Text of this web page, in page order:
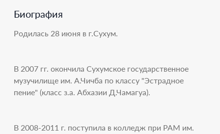
Биография
Родилась 28 июня в г.Сухум.
В 2007 гг. окончила Сухумское государственное
музучилище им. А.Чичба по классу "Эстрадное
пение" (класс з.а. Абхазии Д.Чамагуа).
В 2008-2011 г. поступила в колледж при РАМ им.